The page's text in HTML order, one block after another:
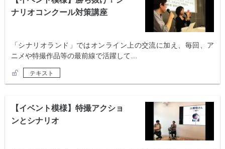
ナリオコンクール対策講座
「シナリオランド」ではオンライン上の交流に加え、毎回、ア
ニメや特撮作品等の最前線で活躍して…
テキスト
【イベント模様】特撮アクショ
ンとシナリオ